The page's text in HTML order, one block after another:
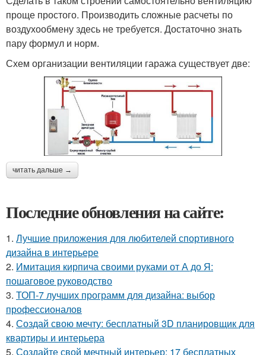
проще простого. Производить сложные расчеты по
воздухообмену здесь не требуется. Достаточно знать
пару формул и норм.
Схем организации вентиляции гаража существует две:
читать дальше →
Последние обновления на сайте:
1. Лучшие приложения для любителей спортивного
дизайна в интерьере
2. Имитация кирпича своими руками от А до Я:
пошаговое руководство
3. ТОП-7 лучших программ для дизайна: выбор
профессионалов
4. Создай свою мечту: бесплатный 3D планировщик для
квартиры и интерьера
5. Создайте свой мечтный интерьер: 17 бесплатных